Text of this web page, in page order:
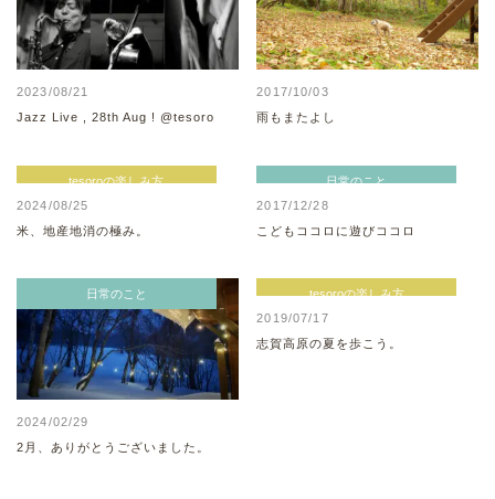
2023/08/21
Jazz Live , 28th Aug ! @tesoro
2017/10/03
雨もまたよし
tesoroの楽しみ方
2024/08/25
米、地産地消の極み。
日常のこと
2017/12/28
こどもココロに遊びココロ
日常のこと
2024/02/29
2月、ありがとうございました。
tesoroの楽しみ方
2019/07/17
志賀高原の夏を歩こう。